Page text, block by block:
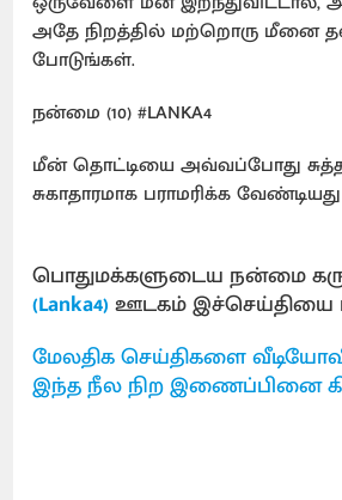
அதே நிறத்தில் மற்றொரு மீனை
போடுங்கள்.
நன்மை (10) #LANKA4
மீன் தொட்டியை அவ்வப்போது
சுகாதாரமாக பராமரிக்க
பொதுமக்களுடைய நன்மை
(Lanka4) ஊடகம் இச்செய்தியை
மேலதிக செய்திகளை
இந்த நீல நிற இணைப்பினை